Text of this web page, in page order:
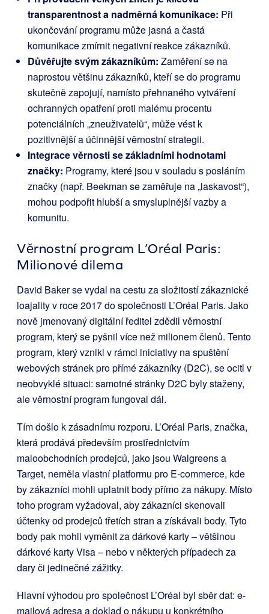
transparentnost a nadměrná komunikace: Při
ukončování programu může jasná a častá
komunikace zmírnit negativní reakce zákazníků.
Důvěřujte svým zákazníkům: Zaměření se na
naprostou většinu zákazníků, kteří se do programu
skutečně zapojují, namísto přehnaného vytváření
ochranných opatření proti malému procentu
potenciálních „zneuživatelů“, může vést k
pozitivnější a účinnější věrnostní strategii.
Integrace věrnosti se základními hodnotami
značky: Programy, které jsou v souladu s posláním
značky (např. Beekman se zaměřuje na „laskavost“),
mohou podpořit hlubší a smysluplnější vazby a
komunitu.
Věrnostní program L’Oréal Paris:
Milionové dilema
David Baker se vydal na cestu za složitostí zákaznické
loajality v roce 2017 do společnosti L’Oréal Paris. Jako
nově jmenovaný digitální ředitel zdědil věrnostní
program, který se pyšnil více než milionem členů. Tento
program, který vznikl v rámci iniciativy na spuštění
webových stránek pro přímé zákazníky (D2C), se ocitl v
neobvyklé situaci: samotné stránky D2C byly staženy,
ale věrnostní program fungoval dál.
Tím došlo k zásadnímu rozporu. L’Oréal Paris, značka,
která prodává především prostřednictvím
maloobchodních prodejců, jako jsou Walgreens a
Target, neměla vlastní platformu pro E-commerce, kde
by zákazníci mohli uplatnit body přímo za nákupy. Místo
toho program vyžadoval, aby zákazníci skenovali
účtenky od prodejců třetích stran a získávali body. Tyto
body pak mohli vyměnit za dárkové karty – většinou
dárkové karty Visa – nebo v některých případech za
dary či jedinečné zážitky.
Hlavní výhodou pro společnost L’Oréal byl sběr dat: e-
mailová adresa a doklad o nákupu u konkrétního